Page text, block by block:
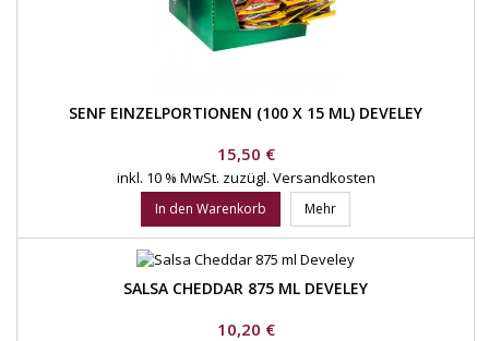
SENF EINZELPORTIONEN (100 X 15 ML) DEVELEY
Preis
15,50 €
inkl. 10 % MwSt. zuzügl. Versandkosten
In den Warenkorb Mehr
SALSA CHEDDAR 875 ML DEVELEY
Preis
10,20 €